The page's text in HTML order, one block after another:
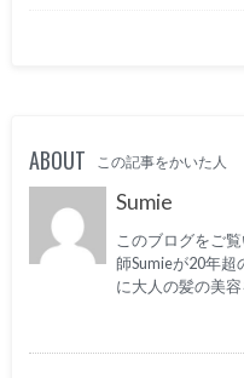
ABOUT この記事をかいた人
Sumie
このブログをご
師Sumieが20年
に大人の髪の美